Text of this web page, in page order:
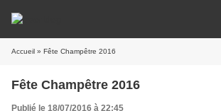
Accueil » Fête Champêtre 2016
Fête Champêtre 2016
Publié le 18/07/2016 à 22:45